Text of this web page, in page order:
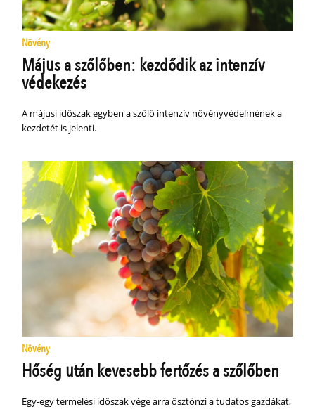
Növény
Május a szőlőben: kezdődik az intenzív
védekezés
A májusi időszak egyben a szőlő intenzív növényvédelmének a
kezdetét is jelenti.
Növény
Hőség után kevesebb fertőzés a szőlőben
Egy-egy termelési időszak vége arra ösztönzi a tudatos gazdákat,